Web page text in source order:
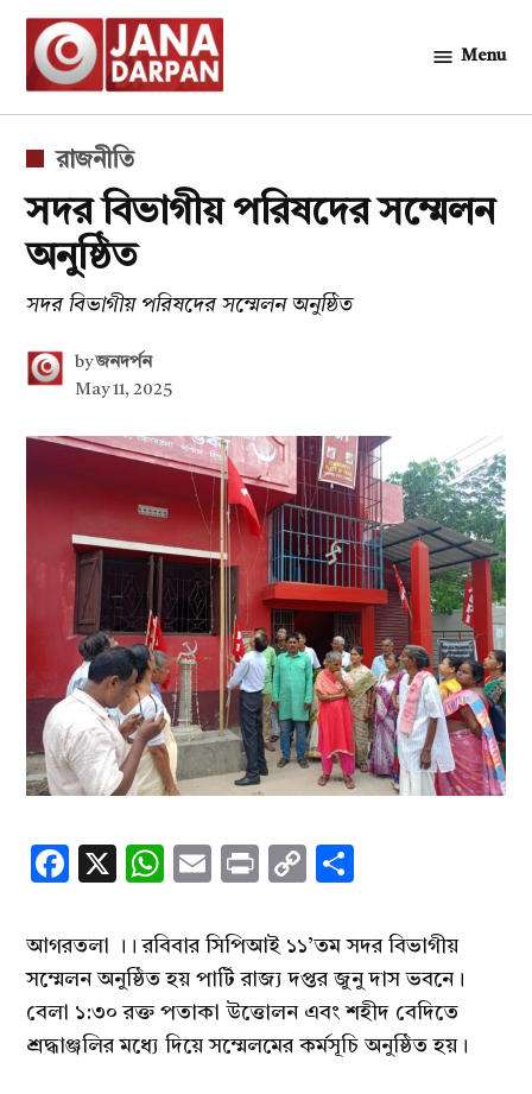
Skip
content
Menu
POSTED
রাজনীতি
সদর বিভাগীয় পরিষদের সম্মেলন
অনুষ্ঠিত
সদর বিভাগীয় পরিষদের সম্মেলন অনুষ্ঠিত
by জনদর্পন
May 11, 2025
Facebook
X WhatsApp
EmailPrintCopy
আগরতলা ।। রবিবার সিপিআই ১১’তম সদর বিভাগীয়
সম্মেলন অনুষ্ঠিত হয় পার্টি রাজ্য দপ্তর জুনু দাস ভবনে।
বেলা ১:৩০ রক্ত পতাকা উত্তোলন এবং শহীদ বেদিতে
শ্রদ্ধাঞ্জলির মধ্যে দিয়ে সম্মেলমের কর্মসূচি অনুষ্ঠিত হয়।